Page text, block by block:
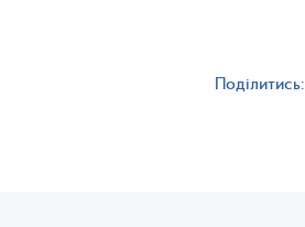
Поділитись: